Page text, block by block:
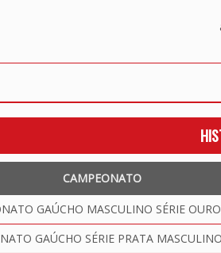
CAMPEONATO
GAÚCHO MASCULINO SÉRIE
GAÚCHO SÉRIE PRATA